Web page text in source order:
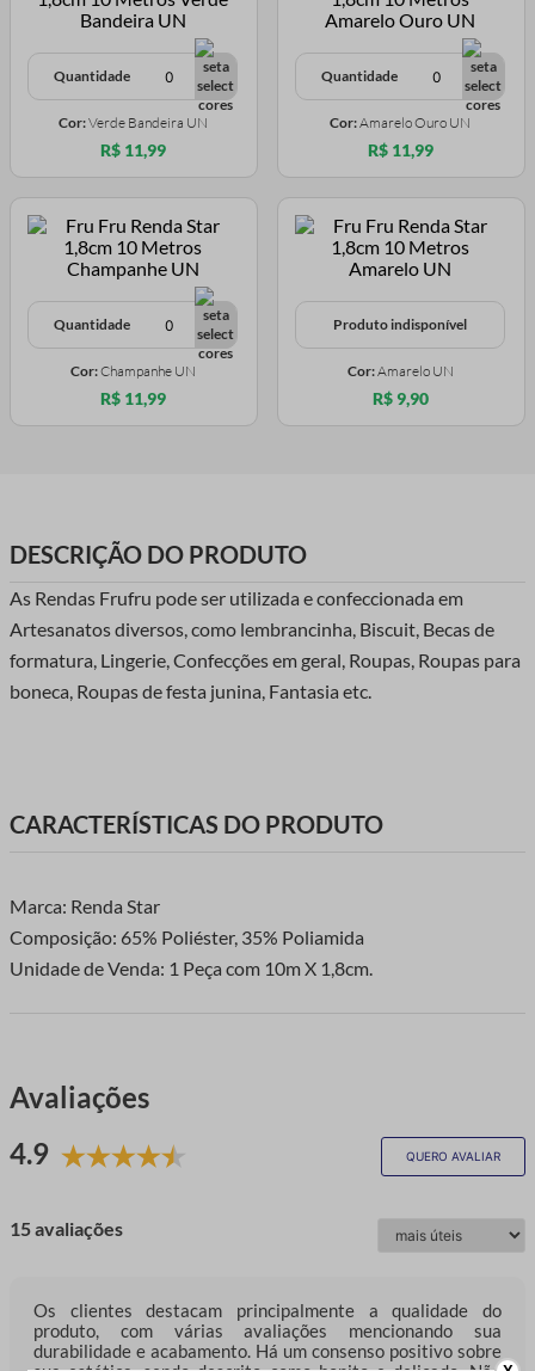
Quantidade
Cor:Verde Bandeira UN
R$ 11,99
Quantidade
Cor:Amarelo Ouro UN
R$ 11,99
Quantidade
Cor:Champanhe UN
R$ 11,99
Produto indisponível
Cor:Amarelo UN
R$ 9,90
DESCRIÇÃO DO PRODUTO
As Rendas Frufru pode ser utilizada e confeccionada em
Artesanatos diversos, como lembrancinha, Biscuit, Becas de
formatura, Lingerie, Confecções em geral, Roupas, Roupas para
boneca, Roupas de festa junina, Fantasia etc.
CARACTERÍSTICAS DO PRODUTO
Marca: Renda Star
Composição: 65% Poliéster, 35% Poliamida
Unidade de Venda: 1 Peça com 10m X 1,8cm.
Avaliações
4.9
QUERO AVALIAR
15 avaliações
Os clientes destacam principalmente a qualidade do
produto, com várias avaliações mencionando sua
durabilidade e acabamento. Há um consenso positivo sobre